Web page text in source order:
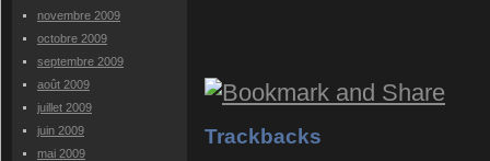
novembre 2009
octobre 2009
septembre 2009
août 2009
juillet 2009
juin 2009
mai 2009
Trackbacks